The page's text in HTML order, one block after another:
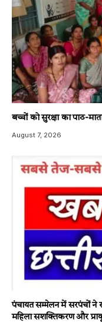
बच्चों को सुरक्षा का पाठ-
August 7, 2026
पंचायत सम्मेलन में सरपंचों ने
महिला सशक्तिकरण और